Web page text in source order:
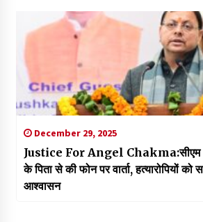
December 29, 2025
Justice For Angel Chakma:सीएम
के पिता से की फोन पर वार्ता, हत्यारोपियों
आश्वासन